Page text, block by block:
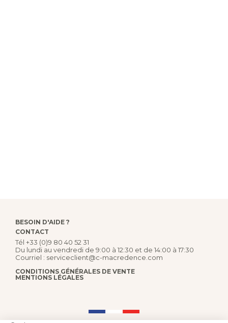
BESOIN D'AIDE ?
CONTACT
Tél +33 (0)9 80 40 52 31
Du lundi au vendredi de 9:00 à 12:30 et de 14:00 à 17:30
Courriel : serviceclient@c-macredence.com
CONDITIONS GÉNÉRALES DE VENTE
MENTIONS LÉGALES